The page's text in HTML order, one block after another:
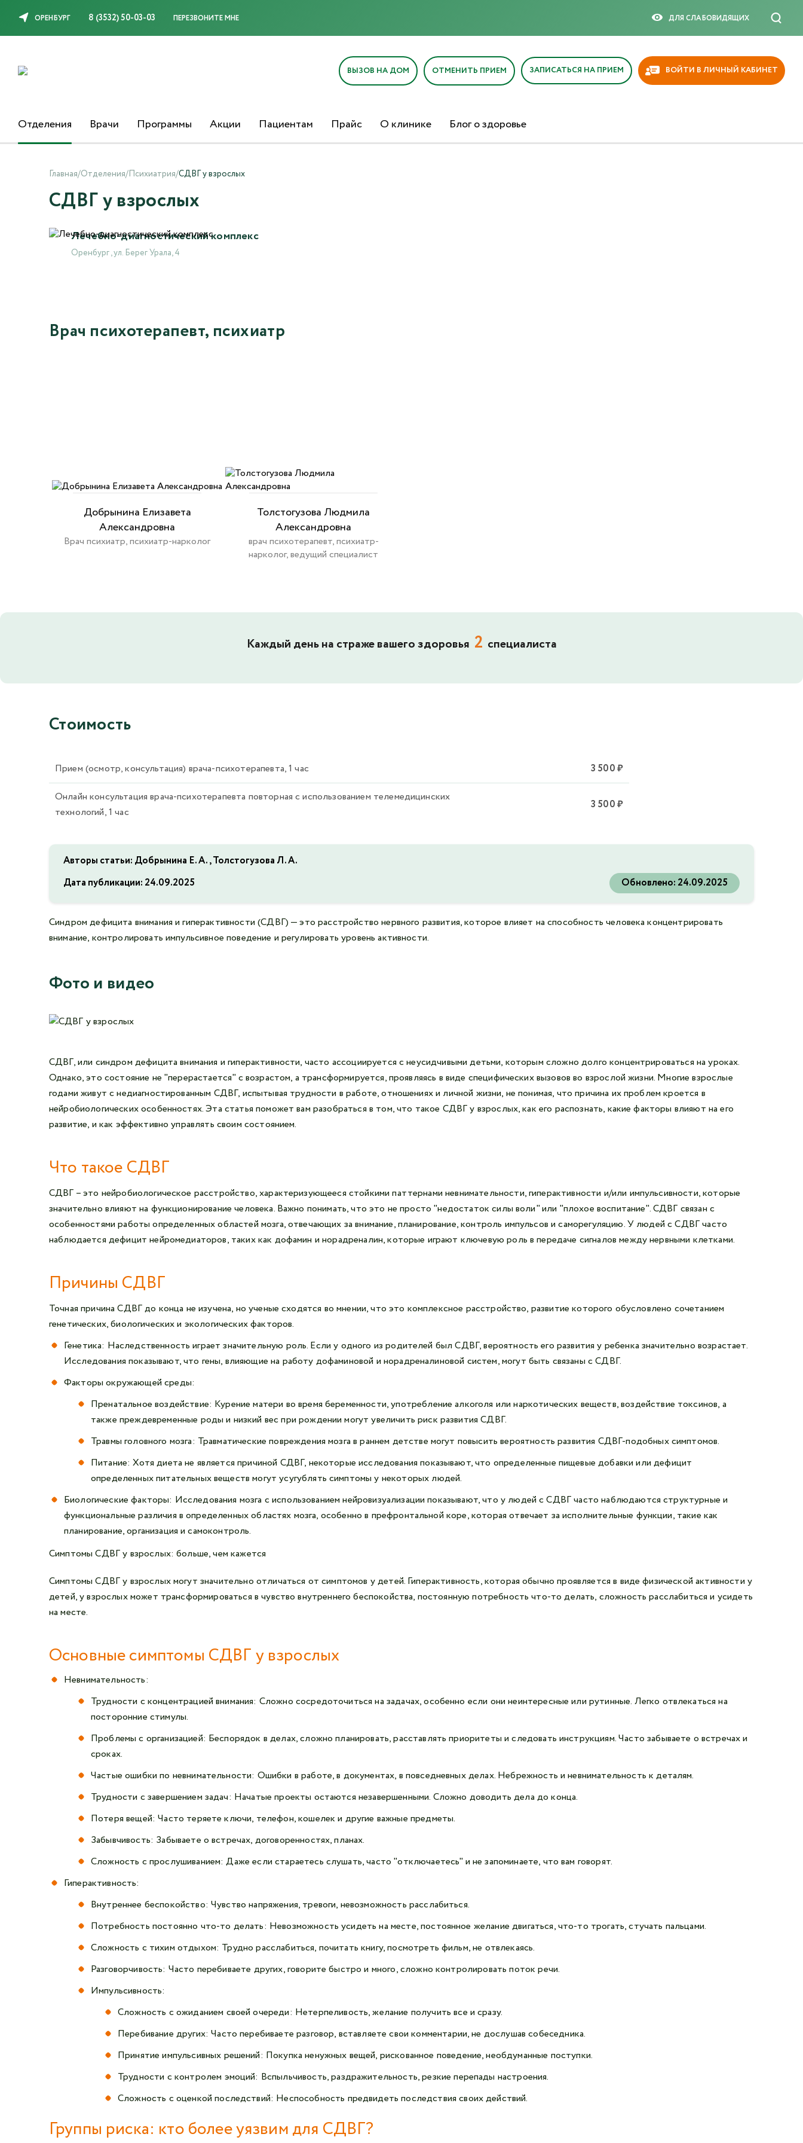
ОРЕНБУРГ 8 (3532) 50-03-03 ПЕРЕЗВОНИТЕ МНЕ ДЛЯ СЛАБОВИДЯЩИX
ВЫЗОВ НА ДОМ ОТМЕНИТЬ ПРИЕМ ЗАПИСАТЬСЯ НА ПРИЕМ ВОЙТИ В ЛИЧНЫЙ КАБИНЕТ
Отделения Врачи Программы Акции Пациентам Прайс О клинике Блог о здоровье
Главная/Отделения/Психиатрия/СДВГ у взрослых
СДВГ у взрослых
Лечебно-диагностический комплекс
Оренбург , ул. Берег Урала, 4
Врач психотерапевт, психиатр
Добрынина Елизавета
Александровна
Врач психиатр, психиатр-нарколог
Толстогузова Людмила
Александровна
врач психотерапевт, психиатр-
нарколог, ведущий специалист
Каждый день на страже вашего здоровья 2 специалиста
Стоимость
Прием (осмотр, консультация) врача-психотерапевта, 1 час 3 500 ₽
Онлайн консультация врача-психотерапевта повторная с использованием телемедицинских
технологий, 1 час
3 500 ₽
Авторы статьи: Добрынина Е. А., Толстогузова Л. А.
Дата публикации: 24.09.2025 Обновлено: 24.09.2025
Синдром дефицита внимания и гиперактивности (СДВГ) — это расстройство нервного развития, которое влияет на способность человека концентрировать
внимание, контролировать импульсивное поведение и регулировать уровень активности.
Фото и видео
СДВГ, или синдром дефицита внимания и гиперактивности, часто ассоциируется с неусидчивыми детьми, которым сложно долго концентрироваться на уроках.
Однако, это состояние не "перерастается" с возрастом, а трансформируется, проявляясь в виде специфических вызовов во взрослой жизни. Многие взрослые
годами живут с недиагностированным СДВГ, испытывая трудности в работе, отношениях и личной жизни, не понимая, что причина их проблем кроется в
нейробиологических особенностях. Эта статья поможет вам разобраться в том, что такое СДВГ у взрослых, как его распознать, какие факторы влияют на его
развитие, и как эффективно управлять своим состоянием.
Что такое СДВГ
СДВГ – это нейробиологическое расстройство, характеризующееся стойкими паттернами невнимательности, гиперактивности и/или импульсивности, которые
значительно влияют на функционирование человека. Важно понимать, что это не просто "недостаток силы воли" или "плохое воспитание". СДВГ связан с
особенностями работы определенных областей мозга, отвечающих за внимание, планирование, контроль импульсов и саморегуляцию. У людей с СДВГ часто
наблюдается дефицит нейромедиаторов, таких как дофамин и норадреналин, которые играют ключевую роль в передаче сигналов между нервными клетками.
Причины СДВГ
Точная причина СДВГ до конца не изучена, но ученые сходятся во мнении, что это комплексное расстройство, развитие которого обусловлено сочетанием
генетических, биологических и экологических факторов.
Генетика: Наследственность играет значительную роль. Если у одного из родителей был СДВГ, вероятность его развития у ребенка значительно возрастает.
Исследования показывают, что гены, влияющие на работу дофаминовой и норадреналиновой систем, могут быть связаны с СДВГ.
Факторы окружающей среды:
Пренатальное воздействие: Курение матери во время беременности, употребление алкоголя или наркотических веществ, воздействие токсинов, а
также преждевременные роды и низкий вес при рождении могут увеличить риск развития СДВГ.
Травмы головного мозга: Травматические повреждения мозга в раннем детстве могут повысить вероятность развития СДВГ-подобных симптомов.
Питание: Хотя диета не является причиной СДВГ, некоторые исследования показывают, что определенные пищевые добавки или дефицит
определенных питательных веществ могут усугублять симптомы у некоторых людей.
Биологические факторы: Исследования мозга с использованием нейровизуализации показывают, что у людей с СДВГ часто наблюдаются структурные и
функциональные различия в определенных областях мозга, особенно в префронтальной коре, которая отвечает за исполнительные функции, такие как
планирование, организация и самоконтроль.
Симптомы СДВГ у взрослых: больше, чем кажется
Симптомы СДВГ у взрослых могут значительно отличаться от симптомов у детей. Гиперактивность, которая обычно проявляется в виде физической активности у
детей, у взрослых может трансформироваться в чувство внутреннего беспокойства, постоянную потребность что-то делать, сложность расслабиться и усидеть
на месте.
Основные симптомы СДВГ у взрослых
Невнимательность:
Трудности с концентрацией внимания: Сложно сосредоточиться на задачах, особенно если они неинтересные или рутинные. Легко отвлекаться на
посторонние стимулы.
Проблемы с организацией: Беспорядок в делах, сложно планировать, расставлять приоритеты и следовать инструкциям. Часто забываете о встречах и
сроках.
Частые ошибки по невнимательности: Ошибки в работе, в документах, в повседневных делах. Небрежность и невнимательность к деталям.
Трудности с завершением задач: Начатые проекты остаются незавершенными. Сложно доводить дела до конца.
Потеря вещей: Часто теряете ключи, телефон, кошелек и другие важные предметы.
Забывчивость: Забываете о встречах, договоренностях, планах.
Сложность с прослушиванием: Даже если стараетесь слушать, часто "отключаетесь" и не запоминаете, что вам говорят.
Гиперактивность:
Внутреннее беспокойство: Чувство напряжения, тревоги, невозможность расслабиться.
Потребность постоянно что-то делать: Невозможность усидеть на месте, постоянное желание двигаться, что-то трогать, стучать пальцами.
Сложность с тихим отдыхом: Трудно расслабиться, почитать книгу, посмотреть фильм, не отвлекаясь.
Разговорчивость: Часто перебиваете других, говорите быстро и много, сложно контролировать поток речи.
Импульсивность:
Сложность с ожиданием своей очереди: Нетерпеливость, желание получить все и сразу.
Перебивание других: Часто перебиваете разговор, вставляете свои комментарии, не дослушав собеседника.
Принятие импульсивных решений: Покупка ненужных вещей, рискованное поведение, необдуманные поступки.
Трудности с контролем эмоций: Вспыльчивость, раздражительность, резкие перепады настроения.
Сложность с оценкой последствий: Неспособность предвидеть последствия своих действий.
Группы риска: кто более уязвим для СДВГ?